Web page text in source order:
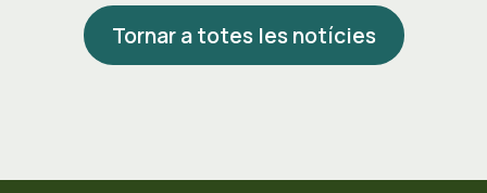
Tornar a totes les notícies